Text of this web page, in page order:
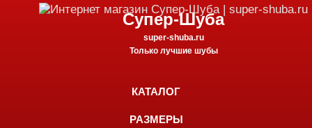
Супер-Шуба
super-shuba.ru
Только лучшие шубы
КАТАЛОГ
РАЗМЕРЫ